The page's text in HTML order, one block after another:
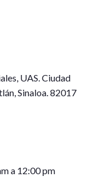
UAS. Ciudad
Sinaloa. 82017
a 12:00 pm